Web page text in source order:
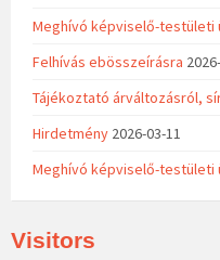
Meghívó képviselő-testületi
Felhívás ebösszeírásra
Tájékoztató árváltozásról,
Hirdetmény 2026-03-11
Meghívó képviselő-testületi
Visitors